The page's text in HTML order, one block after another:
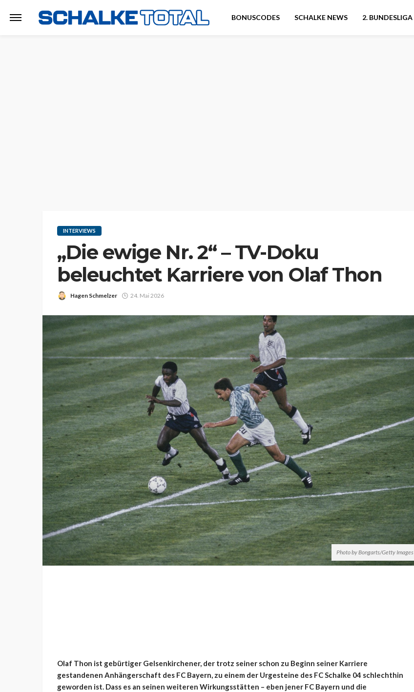
BONUSCODES SCHALKE NEWS 2. BUNDESLIGA
INTERVIEWS
„Die ewige Nr. 2“ – TV-Doku
beleuchtet Karriere von Olaf Thon
Hagen Schmelzer 24. Mai 2026
Photo by Bongarts/Getty Images
Olaf Thon ist gebürtiger Gelsenkirchener, der trotz seiner schon zu Beginn seiner Karriere
gestandenen Anhängerschaft des FC Bayern, zu einem der Urgesteine des FC Schalke 04 schlechthin
geworden ist. Dass es an seinen weiteren Wirkungsstätten – eben jener FC Bayern und die